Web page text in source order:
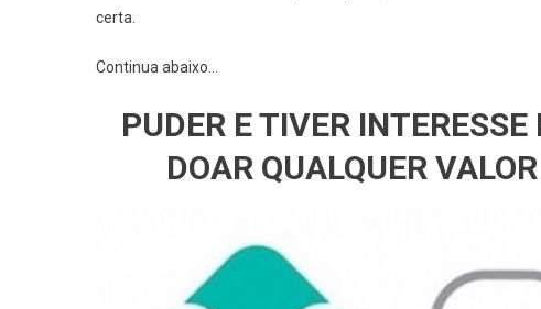
certa.
Continua abaixo…
PUDER E TIVER
DOAR QUALQUER